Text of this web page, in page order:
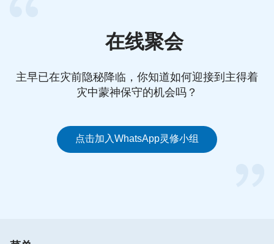
神的话语，明白了人该怎样活着才有价值、有意义。
人生短暂，不要让人生留下遗憾
在线聚会
主早已在灾前隐秘降临，你知道如何迎接到主得着
灾中蒙神保守的机会吗？
点击加入WhatsApp灵修小组